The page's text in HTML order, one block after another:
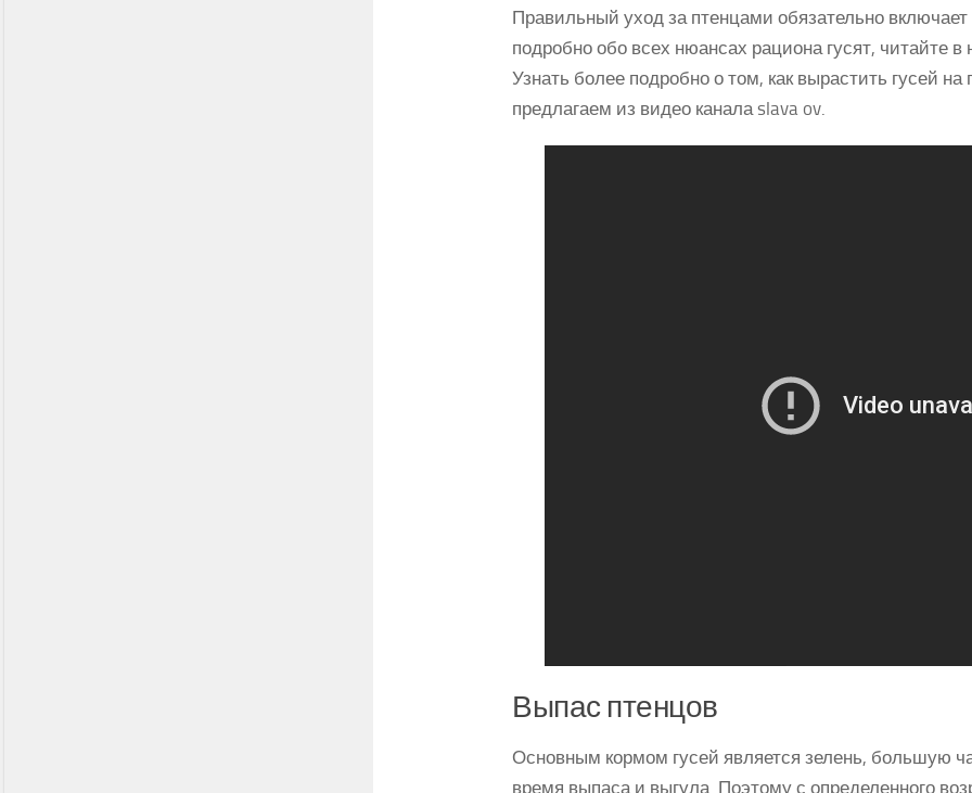
Правильный уход за птенцами обязательно
подробно обо всех нюансах рациона гусят, читайте
Узнать более подробно о том, как вырастить гусей
предлагаем из видео канала slava ov.
Выпас птенцов
Основным кормом гусей является зелень, большую
время выпаса и выгула. Поэтому с определенного